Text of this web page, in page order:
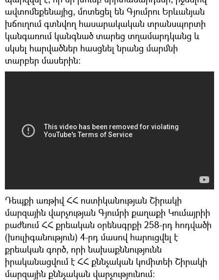
ավտոմեքենայից, մոտեցել են Գյումրու Երևանյան
խճուղում գտնվող հասարակական տրանսպորտի
կանգառում կանգնած տարեց տղամարդկանց և
սկսել հարվածներ հասցնել նրանց մարմնի
տարբեր մասերին:
Դեպքի առթիվ ՀՀ ոստիկանության Շիրակի
մարզային վարչության Գյումրի քաղաքի Կումայրիի
բաժնում ՀՀ քրեական օրենսգրքի 258-րդ հոդվածի
(խուլիգանություն) 4-րդ մասով հարուցվել է
քրեական գործ, որի նախաքննությունն
իրականացվում է ՀՀ քննչական կոմիտեի Շիրակի
մարզային քննչական վարչությունում: